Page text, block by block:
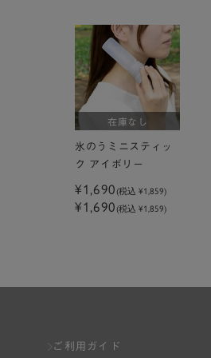
在庫なし
氷のうミニスティッ
ク アイボリー
¥1,690 (税込 ¥1,859)
¥1,690 (税込 ¥1,859)
ご利用ガイド